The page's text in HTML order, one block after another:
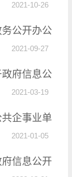
2021-10-26
公开办公
2021-09-27
府信息公
2021-03-19
企事业单
2021-01-05
信息公开